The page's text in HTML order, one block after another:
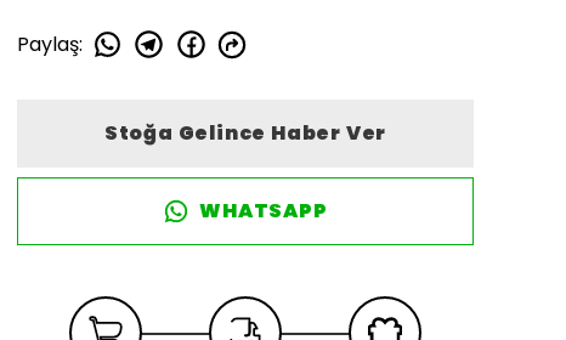
Paylaş:
Stoğa Gelince Haber Ver
WHATSAPP